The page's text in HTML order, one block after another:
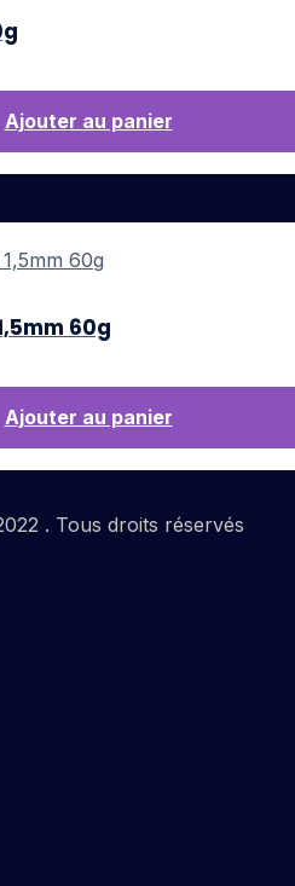
Ajouter au panier
60g
Ajouter au panier
. Tous droits réservés